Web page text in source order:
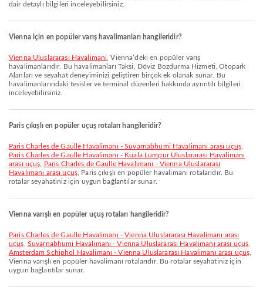
dair detaylı bilgileri inceleyebilirsiniz.
Vienna için en popüler varış havalimanları hangileridir?
Vienna Uluslararası Havalimanı , Vienna’deki en popüler varış
havalimanlarıdır. Bu havalimanları Taksi, Döviz Bozdurma Hizmeti, Otopark
Alanları ve seyahat deneyiminizi geliştiren birçok ek olanak sunar. Bu
havalimanlarındaki tesisler ve terminal düzenleri hakkında ayrıntılı bilgileri
inceleyebilirsiniz.
Paris çıkışlı en popüler uçuş rotaları hangileridir?
Paris Charles de Gaulle Havalimanı - Suvarnabhumi Havalimanı arası uçuş,
Paris Charles de Gaulle Havalimanı - Kuala Lumpur Uluslararası Havalimanı
arası uçuş
Paris Charles de Gaulle Havalimanı - Vienna Uluslararası
Havalimanı arası uçuş, Paris çıkışlı en popüler havalimanı rotalarıdır. Bu
rotalar seyahatiniz için uygun bağlantılar sunar.
Vienna varışlı en popüler uçuş rotaları hangileridir?
Paris Charles de Gaulle Havalimanı - Vienna Uluslararası Havalimanı arası
uçuş Suvarnabhumi Havalimanı - Vienna Uluslararası Havalimanı arası uçuş
Amsterdam Schiphol Havalimanı - Vienna Uluslararası Havalimanı arası uçuş
Vienna varışlı en popüler havalimanı rotalarıdır. Bu rotalar seyahatiniz için
uygun bağlantılar sunar.